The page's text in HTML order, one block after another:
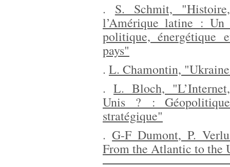
. S. Schmit,
l’Amérique latine : Un
politique, énergétique
pays"
. L. Chamontin,
. L. Bloch,
Unis ? : Géopolitique
stratégique"
.G-F Dumont, P.
From the Atlantic to the